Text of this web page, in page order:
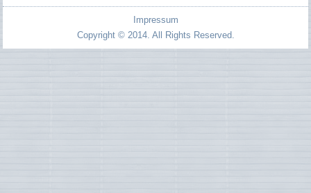
Impressum
Copyright © 2014. All Rights Reserved.